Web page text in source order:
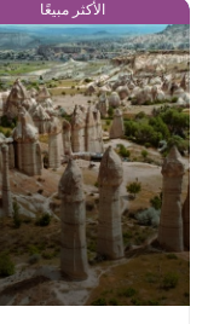
الأكثر مبيعًا